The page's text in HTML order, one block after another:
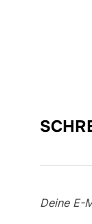
Deine E-